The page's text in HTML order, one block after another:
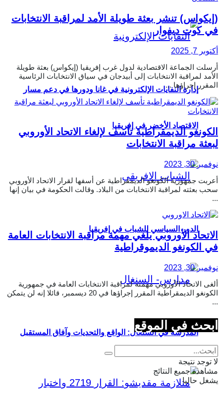
إدارة النفايات الإلكترونية في غانا ودورها في دعم مسار
الاقتصاد الأخضر في إفريقيا
الدور السياسي للشباب في إفريقيا
المدرسة في السنغال: الواقع والتحديات وآفاق المستقبل
(إيكواس) تنشر بعثة طويلة الأمد لمراقبة الانتخابات
في كوت ديفوار
أكتوبر 7, 2025
أرسلت الجماعة الاقتصادية لدول غرب إفريقيا (إيكواس) بعثة طويلة
الأمد لمراقبة الانتخابات إلى أبيدجان في سياق الانتخابات الرئاسية
المقرر إجراؤها ...
الكونغو الديمقراطية تأسف لإلغاء الاتحاد الأوروبي
لبعثة مراقبة الانتخابات
نوفمبر 30, 2023
أعربت جمهورية الكونغو الديمقراطية عن أسفها لقرار الاتحاد الأوروبي
سحب بعثته لمراقبة الانتخابات من البلاد. وقالت الحكومة في بيان إنها
...
الاتحاد الأوروبي يلغي مهمة مراقبة الانتخابات العامة
في الكونغو الديموقراطية
نوفمبر 30, 2023
ألغى الاتحاد الأوروبي مهمته لمراقبة الانتخابات العامة في جمهورية
الكونغو الديمقراطية المقرر إجراؤها في 20 ديسمبر، قائلا إنه لن يتمكن
...
ابحث في الموقع
لا توجد نتيجة
مشاهدة جميع النتائج
يشغل حاليا